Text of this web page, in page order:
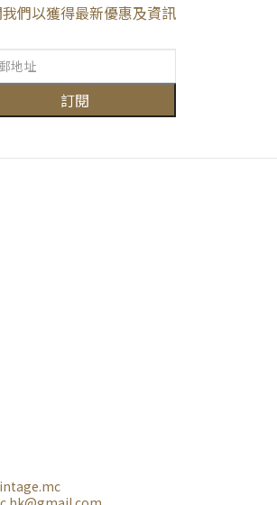
們以獲得最新優惠及資訊
訂閱